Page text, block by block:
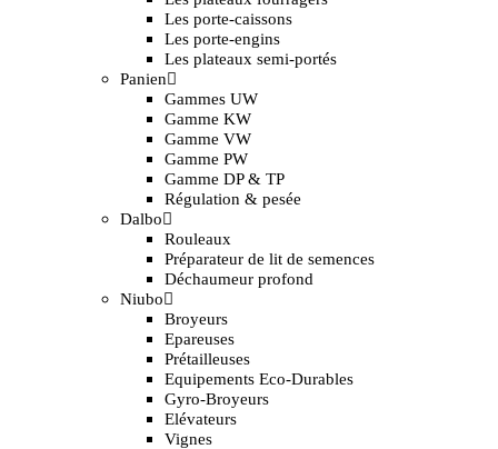
Les porte-caissons
Les porte-engins
Les plateaux semi-portés
Panien
Gammes UW
Gamme KW
Gamme VW
Gamme PW
Gamme DP & TP
Régulation & pesée
Dalbo
Rouleaux
Préparateur de lit de semences
Déchaumeur profond
Niubo
Broyeurs
Epareuses
Prétailleuses
Equipements Eco-Durables
Gyro-Broyeurs
Elévateurs
Vignes